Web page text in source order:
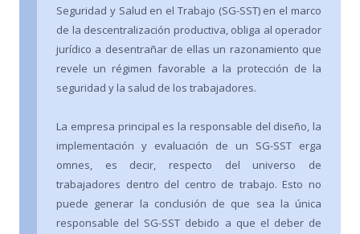
Seguridad y Salud en el Trabajo (SG-SST) en el marco
de la descentralización productiva, obliga al operador
jurídico a desentrañar de ellas un razonamiento que
revele un régimen favorable a la protección de la
seguridad y la salud de los trabajadores.
La empresa principal es la responsable del diseño, la
implementación y evaluación de un SG-SST erga
omnes, es decir, respecto del universo de
trabajadores dentro del centro de trabajo. Esto no
puede generar la conclusión de que sea la única
responsable del SG-SST debido a que el deber de